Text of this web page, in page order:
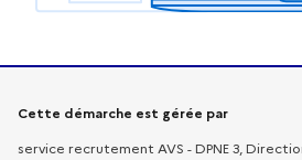
Informations sur la
Cette démarche est gérée par
service recrutement AVS - DPNE 3,